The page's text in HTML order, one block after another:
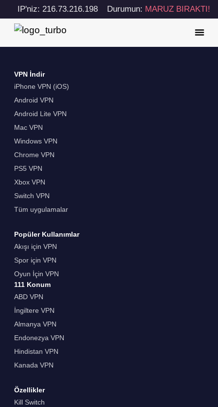
IP'niz: 216.73.216.198 Durumun: MARUZ BIRAKTI!
VPN İndir
iPhone VPN (iOS)
Android VPN
Android Lite VPN
Mac VPN
Windows VPN
Chrome VPN
PS5 VPN
Xbox VPN
Switch VPN
Tüm uygulamalar
Popüler Kullanımlar
Akışı için VPN
Spor için VPN
Oyun İçin VPN
111 Konum
ABD VPN
İngiltere VPN
Almanya VPN
Endonezya VPN
Hindistan VPN
Kanada VPN
Özellikler
Kill Switch